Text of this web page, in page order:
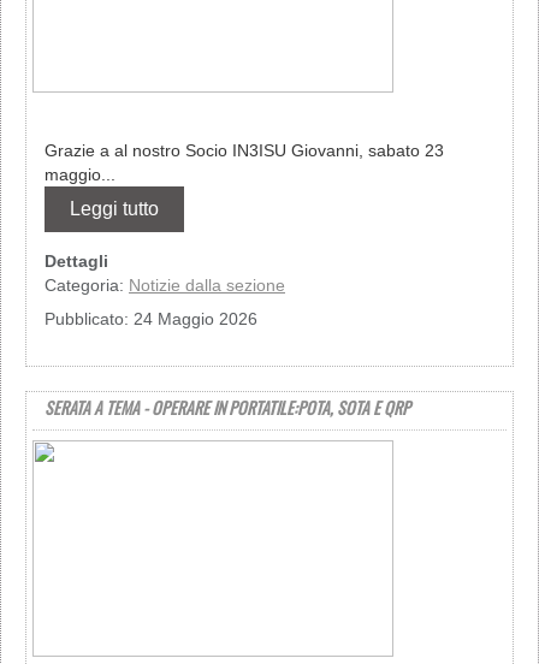
Grazie a al nostro Socio IN3ISU Giovanni, sabato 23
maggio...
Leggi tutto
Dettagli
Categoria: Notizie dalla sezione
Pubblicato: 24 Maggio 2026
SERATA A TEMA - OPERARE IN PORTATILE:POTA, SOTA E QRP